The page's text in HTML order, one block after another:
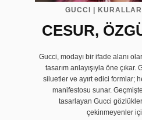
GUCCI |
CESUR,
Gucci, modayı bir ifade alanı
tasarım anlayışıyla öne
siluetler ve ayırt edici formlar;
manifestosu sunar.
tasarlayan Gucci
çekinmeyenler